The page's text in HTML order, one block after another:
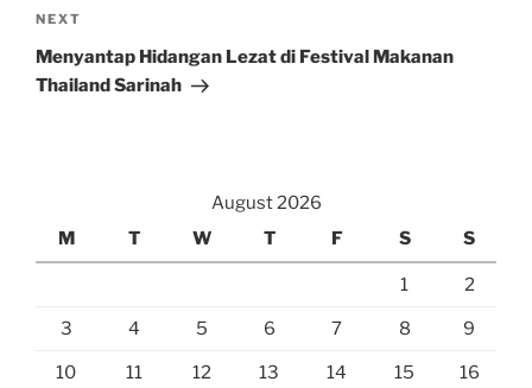
Next
Post
NEXT
Menyantap Hidangan Lezat di Festival Makanan
Thailand Sarinah
August 2026
M
T W T F S S
1 2
3 4 5 6 7 8 9
10 11 12 13 14 15 16